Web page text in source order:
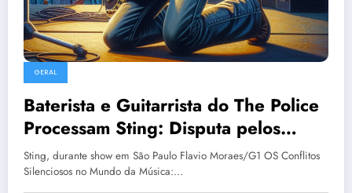
GERAL
Baterista e Guitarrista do The Police
Processam Sting: Disputa pelos
Direitos de ‘Every Breath You Take’
Sting, durante show em São Paulo Flavio Moraes/G1 OS Conflitos
Silenciosos no Mundo da Música:…